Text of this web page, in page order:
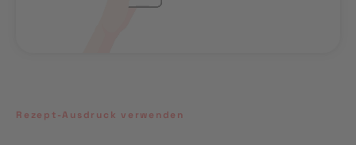
Rezept-Ausdruck verwenden